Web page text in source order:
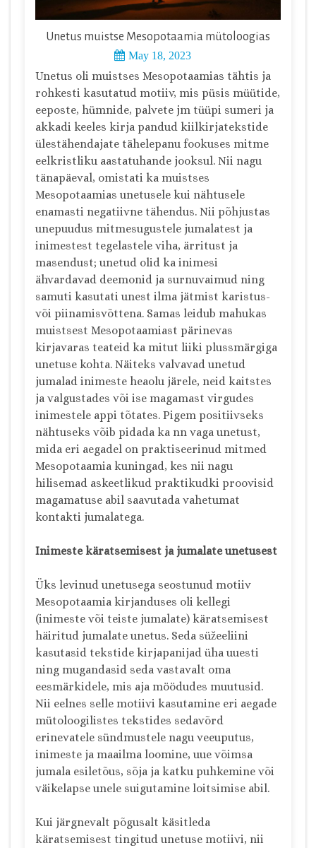
Unetus muistse Mesopotaamia mütoloogias
May 18, 2023
Unetus oli muistses Mesopotaamias tähtis ja
rohkesti kasutatud motiiv, mis püsis müütide,
eeposte, hümnide, palvete jm tüüpi sumeri ja
akkadi keeles kirja pandud kiilkirjatekstide
ülestähendajate tähelepanu fookuses mitme
eelkristliku aastatuhande jooksul. Nii nagu
tänapäeval, omistati ka muistses
Mesopotaamias unetusele kui nähtusele
enamasti negatiivne tähendus. Nii põhjustas
unepuudus mitmesugustele jumalatest ja
inimestest tegelastele viha, ärritust ja
masendust; unetud olid ka inimesi
ähvardavad deemonid ja surnuvaimud ning
samuti kasutati unest ilma jätmist karistus-
või piinamisvõttena. Samas leidub mahukas
muistsest Mesopotaamiast pärinevas
kirjavaras teateid ka mitut liiki plussmärgiga
unetuse kohta. Näiteks valvavad unetud
jumalad inimeste heaolu järele, neid kaitstes
ja valgustades või ise magamast virgudes
inimestele appi tõtates. Pigem positiivseks
nähtuseks võib pidada ka nn vaga unetust,
mida eri aegadel on praktiseerinud mitmed
Mesopotaamia kuningad, kes nii nagu
hilisemad askeetlikud praktikudki proovisid
magamatuse abil saavutada vahetumat
kontakti jumalatega.
Inimeste käratsemisest ja jumalate unetusest
Üks levinud unetusega seostunud motiiv
Mesopotaamia kirjanduses oli kellegi
(inimeste või teiste jumalate) käratsemisest
häiritud jumalate unetus. Seda süžeeliini
kasutasid tekstide kirjapanijad üha uuesti
ning mugandasid seda vastavalt oma
eesmärkidele, mis aja möödudes muutusid.
Nii eelnes selle motiivi kasutamine eri aegade
mütoloogilistes tekstides sedavõrd
erinevatele sündmustele nagu veeuputus,
inimeste ja maailma loomine, uue võimsa
jumala esiletõus, sõja ja katku puhkemine või
väikelapse unele suigutamine loitsimise abil.
Kui järgnevalt põgusalt käsitleda
käratsemisest tingitud unetuse motiivi, nii